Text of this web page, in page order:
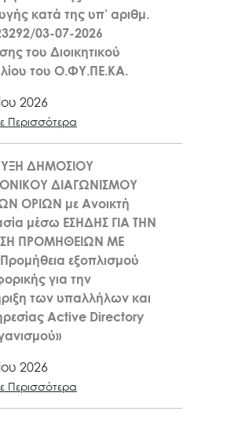
κατά της υπ’ αριθμ.
03-07-2026
του Διοικητικού
του Ο.ΦΥ.ΠΕ.ΚΑ.
2026
Περισσότερα
ΔΗΜΟΣΙΟΥ
ΔΙΑΓΩΝΙΣΜΟΥ
ΟΡΙΩΝ με Ανοικτή
μέσω ΕΣΗΔΗΣ ΓΙΑ ΤΗΝ
ΠΡΟΜΗΘΕΙΩΝ ΜΕ
εξοπλισμού
για την
των υπαλλήλων και
Active Directory
2026
Περισσότερα